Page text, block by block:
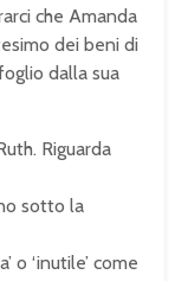
che Amanda
dei beni di
dalla sua
Riguarda
sotto la
o ‘inutile’ come